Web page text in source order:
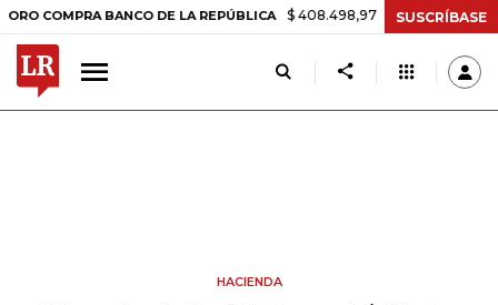
BANCO DE LA REPÚBLICA $ 408.498,97 +$ 8.753,81 +2,19%
SUSCRÍBASE
HACIENDA